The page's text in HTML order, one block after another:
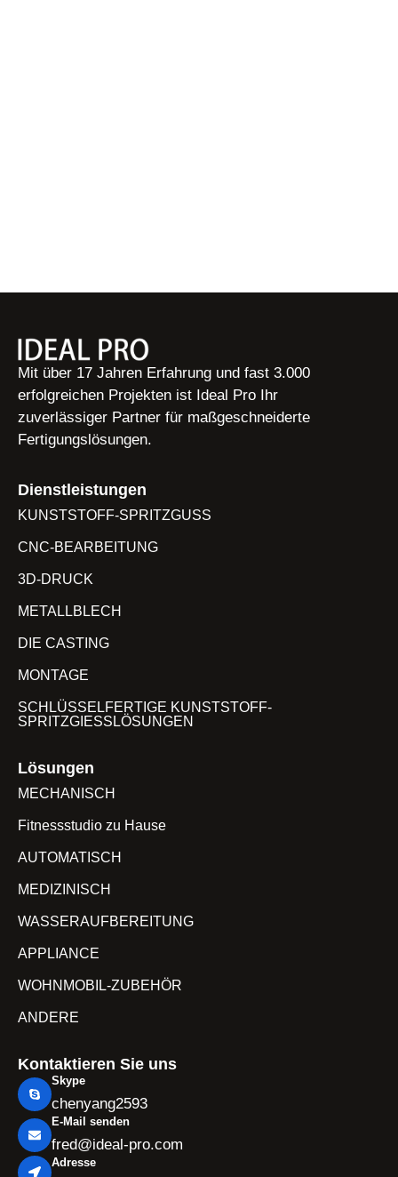
Mit über 17 Jahren Erfahrung und fast 3.000
erfolgreichen Projekten ist Ideal Pro Ihr
zuverlässiger Partner für maßgeschneiderte
Fertigungslösungen.
Dienstleistungen
KUNSTSTOFF-SPRITZGUSS
CNC-BEARBEITUNG
3D-DRUCK
METALLBLECH
DIE CASTING
MONTAGE
SCHLÜSSELFERTIGE KUNSTSTOFF-
SPRITZGIESSLÖSUNGEN
Lösungen
MECHANISCH
Fitnessstudio zu Hause
AUTOMATISCH
MEDIZINISCH
WASSERAUFBEREITUNG
APPLIANCE
WOHNMOBIL-ZUBEHÖR
ANDERE
Kontaktieren Sie uns
Skype
chenyang2593
E-Mail senden
fred@ideal-pro.com
Adresse